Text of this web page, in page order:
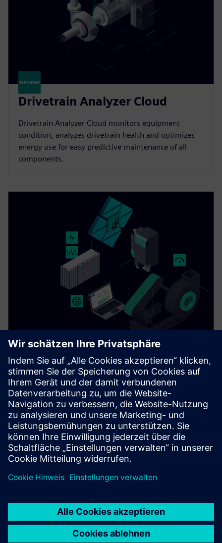
Drivetrain Analyzer Cloud​
Drivetrain Analyzer Cloud monitors equipment
condition, analyzes drivetrain health and optimizes
energy use for easy predictive maintenance of all
components.
Drivetrain Analyzer Edge​
Monitor and analyze data from your SINAMICS drives
in real time using AI. Drivetrain Analyzer Edge
increases system availability and optimizes energy
consumption.